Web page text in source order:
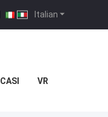
Italian
CASI VR